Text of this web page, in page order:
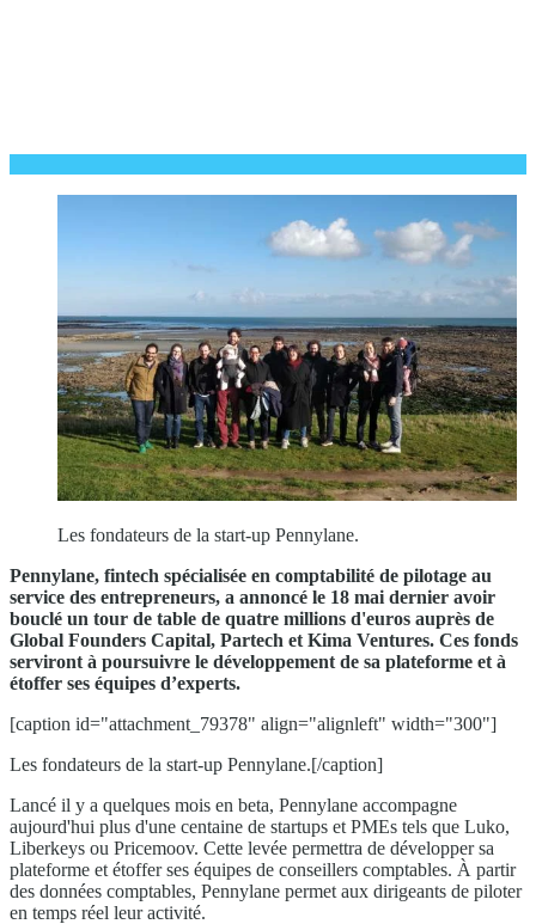
Les fondateurs de la start-up Pennylane.
Pennylane, fintech spécialisée en comptabilité de pilotage au
service des entrepreneurs, a annoncé le 18 mai dernier avoir
bouclé un tour de table de quatre millions d'euros auprès de
Global Founders Capital, Partech et Kima Ventures. Ces fonds
serviront à poursuivre le développement de sa plateforme et à
étoffer ses équipes d’experts.
[caption id="attachment_79378" align="alignleft" width="300"]
Les fondateurs de la start-up Pennylane.[/caption]
Lancé il y a quelques mois en beta, Pennylane accompagne
aujourd'hui plus d'une centaine de startups et PMEs tels que Luko,
Liberkeys ou Pricemoov. Cette levée permettra de développer sa
plateforme et étoffer ses équipes de conseillers comptables. À partir
des données comptables, Pennylane permet aux dirigeants de piloter
en temps réel leur activité.